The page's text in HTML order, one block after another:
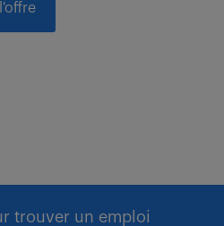
trouver un emploi